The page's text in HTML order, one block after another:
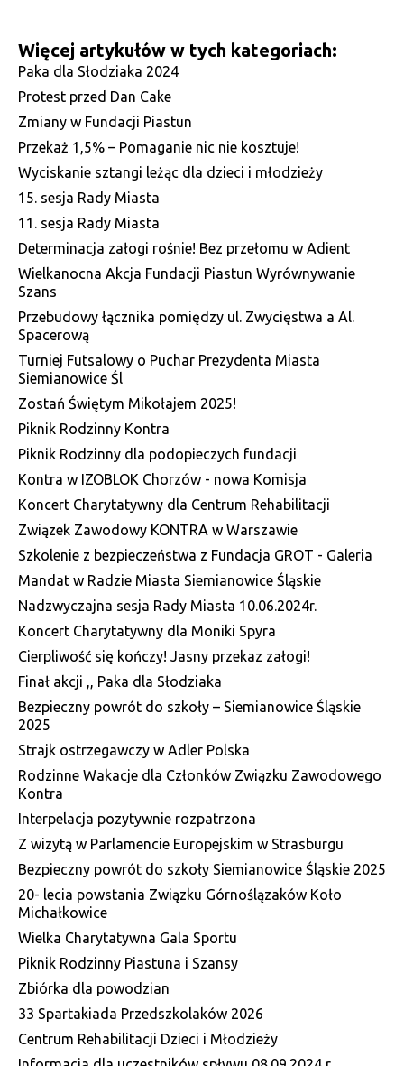
Więcej artykułów w tych kategoriach:
Paka dla Słodziaka 2024
Protest przed Dan Cake
Zmiany w Fundacji Piastun
Przekaż 1,5% – Pomaganie nic nie kosztuje!
Wyciskanie sztangi leżąc dla dzieci i młodzieży
15. sesja Rady Miasta
11. sesja Rady Miasta
Determinacja załogi rośnie! Bez przełomu w Adient
Wielkanocna Akcja Fundacji Piastun Wyrównywanie
Szans
Przebudowy łącznika pomiędzy ul. Zwycięstwa a Al.
Spacerową
Turniej Futsalowy o Puchar Prezydenta Miasta
Siemianowice Śl
Zostań Świętym Mikołajem 2025!
Piknik Rodzinny Kontra
Piknik Rodzinny dla podopieczych fundacji
Kontra w IZOBLOK Chorzów - nowa Komisja
Koncert Charytatywny dla Centrum Rehabilitacji
Związek Zawodowy KONTRA w Warszawie
Szkolenie z bezpieczeństwa z Fundacja GROT - Galeria
Mandat w Radzie Miasta Siemianowice Śląskie
Nadzwyczajna sesja Rady Miasta 10.06.2024r.
Koncert Charytatywny dla Moniki Spyra
Cierpliwość się kończy! Jasny przekaz załogi!
Finał akcji ,, Paka dla Słodziaka
Bezpieczny powrót do szkoły – Siemianowice Śląskie
2025
Strajk ostrzegawczy w Adler Polska
Rodzinne Wakacje dla Członków Związku Zawodowego
Kontra
Interpelacja pozytywnie rozpatrzona
Z wizytą w Parlamencie Europejskim w Strasburgu
Bezpieczny powrót do szkoły Siemianowice Śląskie 2025
20- lecia powstania Związku Górnoślązaków Koło
Michałkowice
Wielka Charytatywna Gala Sportu
Piknik Rodzinny Piastuna i Szansy
Zbiórka dla powodzian
33 Spartakiada Przedszkolaków 2026
Centrum Rehabilitacji Dzieci i Młodzieży